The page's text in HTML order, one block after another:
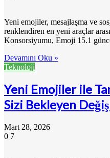
Yeni emojiler, mesajlaşma ve
renklendiren en yeni araçlar
Konsorsiyumu, Emoji 15.1
Devamını Oku »
Teknoloji
Yeni Emojiler ile
Sizi Bekleyen
Mart 28, 2026
0 7